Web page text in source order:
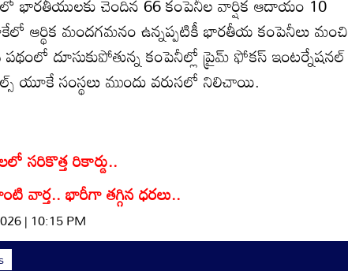
ఆర్థిక మందగమనం ఉన్నప్పటికీ భారతీయ కంపెనీలు మంచి
పథంలో దూసుకుపోతున్న కంపెనీల్లో ప్రైమ్ ఫోకస్ ఇంటర్నేషనల్
యూకే సంస్థలు ముందు వరుసలో నిలిచాయి.
రికార్డు..
వార్త.. భారీగా తగ్గిన ధరలు..
| 10:15 PM